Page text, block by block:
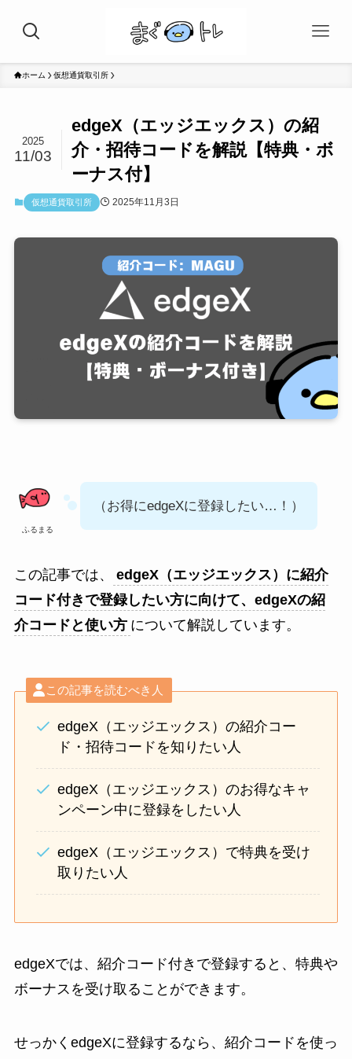
ホーム 仮想通貨取引所
edgeX（エッジエックス）の紹
介・招待コードを解説【特典・ボ
ーナス付】
2025
11/03
仮想通貨取引所 2025年11月3日
ふるまる
（お得にedgeXに登録したい…！）
この記事では、
edgeX（エッジエックス）に紹介
コード付きで登録したい方に向けて、edgeXの紹
介コードと使い方 について解説しています。
この記事を読むべき人
edgeX（エッジエックス）の紹介コー
ド・招待コードを知りたい人
edgeX（エッジエックス）のお得なキャ
ンペーン中に登録をしたい人
edgeX（エッジエックス）で特典を受け
取りたい人
edgeXでは、紹介コード付きで登録すると、特典や
ボーナスを受け取ることができます。
せっかくedgeXに登録するなら、紹介コードを使っ